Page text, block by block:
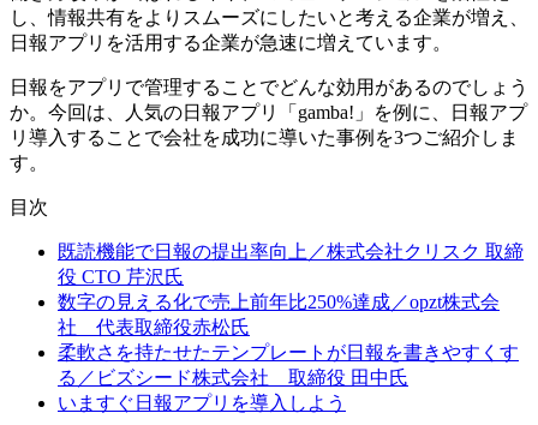
し、情報共有をよりスムーズにしたいと考える企業が増え、
日報アプリを活用する企業が急速に増えています。
日報をアプリで管理することでどんな効用があるのでしょう
か。今回は、人気の日報アプリ「gamba!」を例に、日報アプ
リ導入することで会社を成功に導いた事例を3つご紹介しま
す。
目次
既読機能で日報の提出率向上／株式会社クリスク 取締
役 CTO 芹沢氏
数字の見える化で売上前年比250%達成／opzt株式会
社 代表取締役赤松氏
柔軟さを持たせたテンプレートが日報を書きやすくす
る／ビズシード株式会社 取締役 田中氏
いますぐ日報アプリを導入しよう